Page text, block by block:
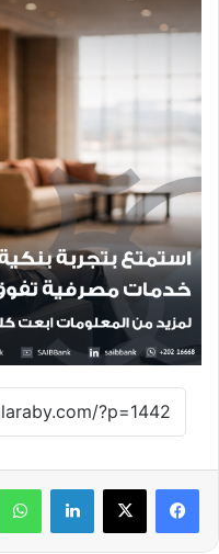
لينكدإن